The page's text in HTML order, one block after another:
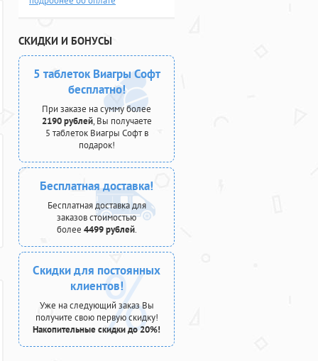
СКИДКИ И БОНУСЫ
5 таблеток Виагры Софт
бесплатно!
При заказе на сумму более
2190 рублей, Вы получаете
5 таблеток Виагры Софт в
подарок!
Бесплатная доставка!
Бесплатная доставка для
заказов стоимостью
более 4499 рублей.
Скидки для постоянных
клиентов!
Уже на следующий заказ Вы
получите свою первую скидку!
Накопительные скидки до 20%!